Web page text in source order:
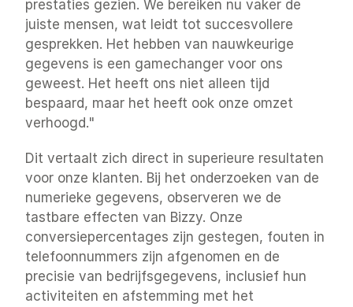
prestaties gezien. We bereiken nu vaker de
juiste mensen, wat leidt tot succesvollere
gesprekken. Het hebben van nauwkeurige
gegevens is een gamechanger voor ons
geweest. Het heeft ons niet alleen tijd
bespaard, maar het heeft ook onze omzet
verhoogd."
Dit vertaalt zich direct in superieure resultaten
voor onze klanten. Bij het onderzoeken van de
numerieke gegevens, observeren we de
tastbare effecten van Bizzy. Onze
conversiepercentages zijn gestegen, fouten in
telefoonnummers zijn afgenomen en de
precisie van bedrijfsgegevens, inclusief hun
activiteiten en afstemming met het